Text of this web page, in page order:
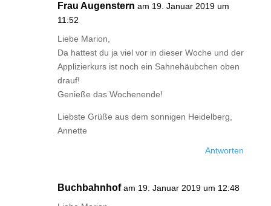
Frau Augenstern am 19. Januar 2019 um
11:52
Liebe Marion,
Da hattest du ja viel vor in dieser Woche und der
Applizierkurs ist noch ein Sahnehäubchen oben
drauf!
Genieße das Wochenende!
Liebste Grüße aus dem sonnigen Heidelberg,
Annette
Antworten
Buchbahnhof am 19. Januar 2019 um 12:48